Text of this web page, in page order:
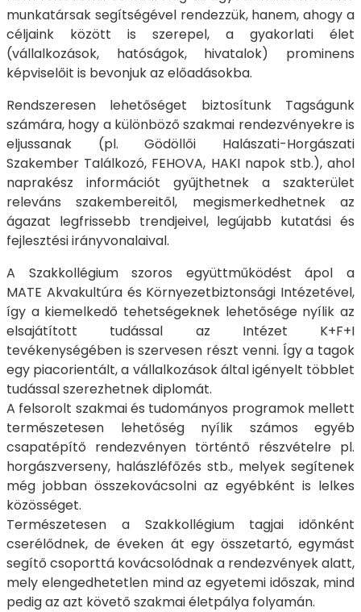
munkatársak segítségével rendezzük, hanem, ahogy a
céljaink között is szerepel, a gyakorlati élet
(vállalkozások, hatóságok, hivatalok) prominens
képviselőit is bevonjuk az előadásokba.
Rendszeresen lehetőséget biztosítunk Tagságunk
számára, hogy a különböző szakmai rendezvényekre is
eljussanak (pl. Gödöllői Halászati-Horgászati
Szakember Találkozó, FEHOVA, HAKI napok stb.), ahol
naprakész információt gyűjthetnek a szakterület
releváns szakembereitől, megismerkedhetnek az
ágazat legfrissebb trendjeivel, legújabb kutatási és
fejlesztési irányvonalaival.
A Szakkollégium szoros együttműködést ápol a
MATE Akvakultúra és Környezetbiztonsági Intézetével,
így a kiemelkedő tehetségeknek lehetősége nyílik az
elsajátított tudással az Intézet K+F+I
tevékenységében is szervesen részt venni. Így a tagok
egy piacorientált, a vállalkozások által igényelt többlet
tudással szerezhetnek diplomát.
A felsorolt szakmai és tudományos programok mellett
természetesen lehetőség nyílik számos egyéb
csapatépítő rendezvényen történtő részvételre pl.
horgászverseny, halászléfőzés stb., melyek segítenek
még jobban összekovácsolni az egyébként is lelkes
közösséget.
Természetesen a Szakkollégium tagjai időnként
cserélődnek, de éveken át egy összetartó, egymást
segítő csoporttá kovácsolódnak a rendezvények alatt,
mely elengedhetetlen mind az egyetemi időszak, mind
pedig az azt követő szakmai életpálya folyamán.